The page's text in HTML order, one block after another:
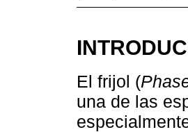
El frijol (
una de las